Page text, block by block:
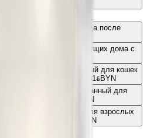
для котов от 1 года после
33 сбалансированный для кошек
системой
6.91BYNBYN
37 сбалансированный для
BYN
32 сбалансированный для взрослых
кошек от 1 года
BYN